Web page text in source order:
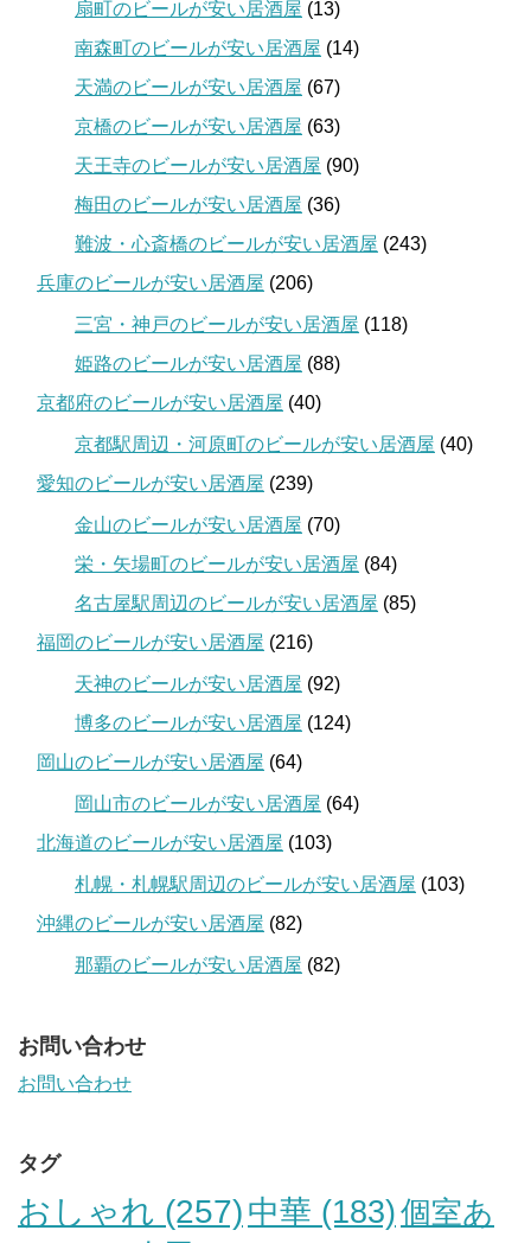
扇町のビールが安い居酒屋 (13)
南森町のビールが安い居酒屋 (14)
天満のビールが安い居酒屋 (67)
京橋のビールが安い居酒屋 (63)
天王寺のビールが安い居酒屋 (90)
梅田のビールが安い居酒屋 (36)
難波・心斎橋のビールが安い居酒屋 (243)
兵庫のビールが安い居酒屋 (206)
三宮・神戸のビールが安い居酒屋 (118)
姫路のビールが安い居酒屋 (88)
京都府のビールが安い居酒屋 (40)
京都駅周辺・河原町のビールが安い居酒屋 (40)
愛知のビールが安い居酒屋 (239)
金山のビールが安い居酒屋 (70)
栄・矢場町のビールが安い居酒屋 (84)
名古屋駅周辺のビールが安い居酒屋 (85)
福岡のビールが安い居酒屋 (216)
天神のビールが安い居酒屋 (92)
博多のビールが安い居酒屋 (124)
岡山のビールが安い居酒屋 (64)
岡山市のビールが安い居酒屋 (64)
北海道のビールが安い居酒屋 (103)
札幌・札幌駅周辺のビールが安い居酒屋 (103)
沖縄のビールが安い居酒屋 (82)
那覇のビールが安い居酒屋 (82)
お問い合わせ
お問い合わせ
タグ
おしゃれ (257) 中華 (183)個室あ